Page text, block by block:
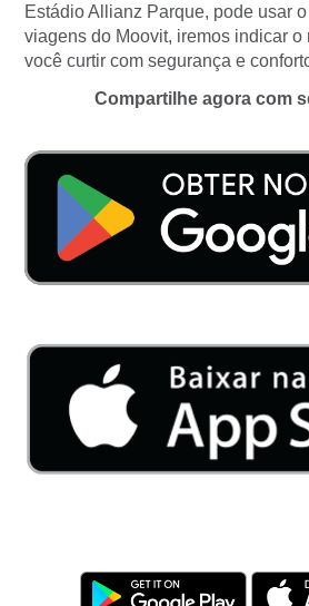
Estádio Allianz Parque, pode usar
viagens do Moovit, iremos indicar o
você curtir com segurança e
Compartilhe agora com